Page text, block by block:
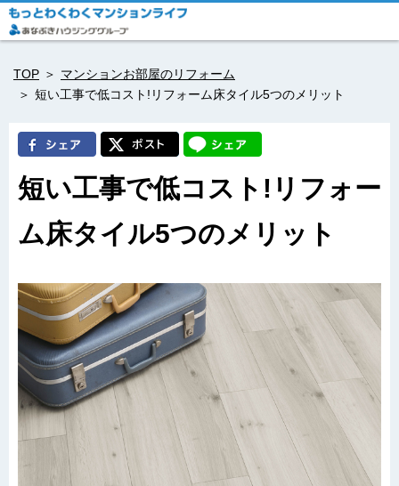
TOP
マンションお部屋のリフォーム
短い工事で低コスト!リフォーム床タイル5つのメリット
短い工事で低コスト!リフォー
ム床タイル5つのメリット